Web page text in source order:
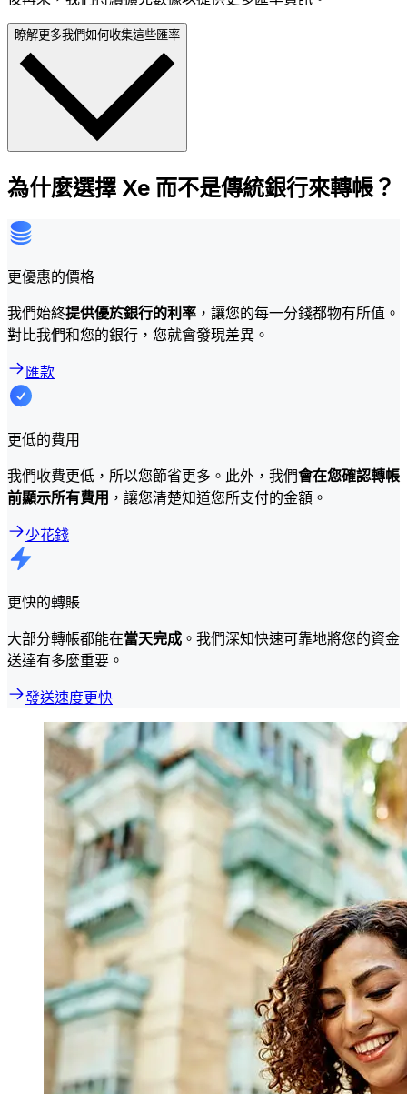
瞭解更多我們如何收集這些匯率
為什麼選擇 Xe 而不是傳統銀行來轉帳？
更優惠的價格
我們始終提供優於銀行的利率 ，讓您的每一分錢都物有所值。
對比我們和您的銀行，您就會發現差異。
匯款
更低的費用
我們收費更低，所以您節省更多。此外，我們會在您確認轉帳
前顯示所有費用 ，讓您清楚知道您所支付的金額。
少花錢
更快的轉賬
大部分轉帳都能在當天完成 。我們深知快速可靠地將您的資金
送達有多麼重要。
發送速度更快